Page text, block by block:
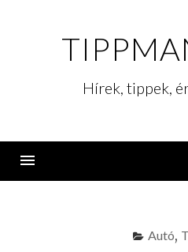
Hírek, tippek,
Autó,